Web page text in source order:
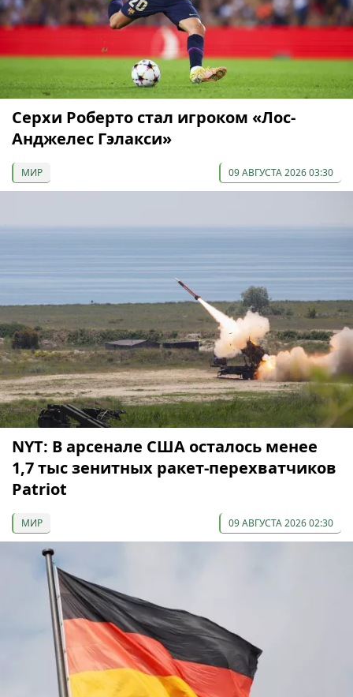
Серхи Роберто стал игроком «Лос-
Анджелес Гэлакси»
МИР 09 АВГУСТА 2026 03:30
NYT: В арсенале США осталось менее
1,7 тыс зенитных ракет-перехватчиков
Patriot
МИР 09 АВГУСТА 2026 02:30